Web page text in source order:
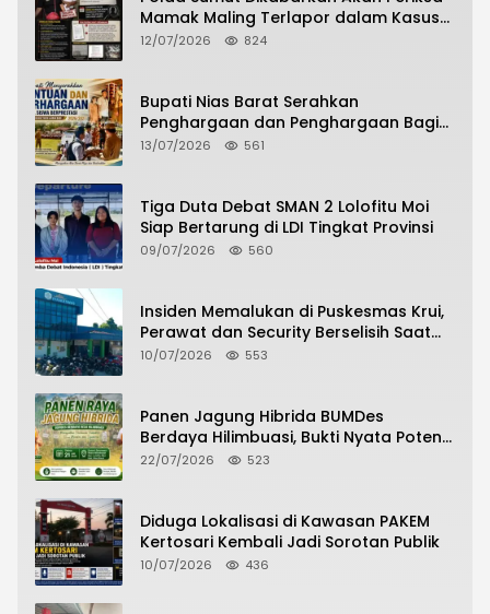
Mamak Maling Terlapor dalam Kasus
Dugaan Penipuan Bermodus Surat
12/07/2026 824
Bupati Nias Barat Serahkan
Penghargaan dan Penghargaan Bagi
Siswa Berprestasi Pada Pembukaan TA
13/07/2026 561
Tiga Duta Debat SMAN 2 Lolofitu Moi
Siap Bertarung di LDI Tingkat Provinsi
09/07/2026 560
Insiden Memalukan di Puskesmas Krui,
Perawat dan Security Berselisih Saat
Pelayanan Pasien Berlangsung
10/07/2026 553
Panen Jagung Hibrida BUMDes
Berdaya Hilimbuasi, Bukti Nyata Potensi
Pertanian Desa
22/07/2026 523
Diduga Lokalisasi di Kawasan PAKEM
Kertosari Kembali Jadi Sorotan Publik
10/07/2026 436